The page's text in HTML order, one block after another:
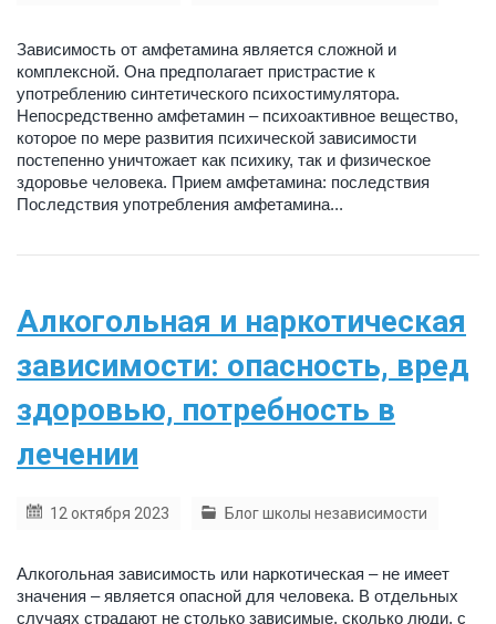
Зависимость от амфетамина является сложной и
комплексной. Она предполагает пристрастие к
употреблению синтетического психостимулятора.
Непосредственно амфетамин – психоактивное вещество,
которое по мере развития психической зависимости
постепенно уничтожает как психику, так и физическое
здоровье человека. Прием амфетамина: последствия
Последствия употребления амфетамина...
Алкогольная и наркотическая
зависимости: опасность, вред
здоровью, потребность в
лечении
12 октября 2023 Блог школы независимости
Алкогольная зависимость или наркотическая – не имеет
значения – является опасной для человека. В отдельных
случаях страдают не столько зависимые, сколько люди, с